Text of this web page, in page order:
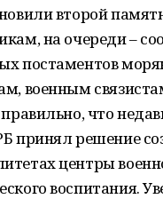
второй
на очереди –
постаментов
военным
что
принял решение
центры
воспитания.